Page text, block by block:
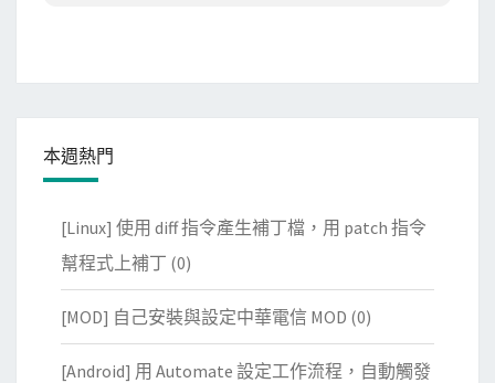
本週熱門
[Linux] 使用 diff 指令產生補丁檔，用 patch 指令
幫程式上補丁 (0)
[MOD] 自己安裝與設定中華電信 MOD (0)
[Android] 用 Automate 設定工作流程，自動觸發